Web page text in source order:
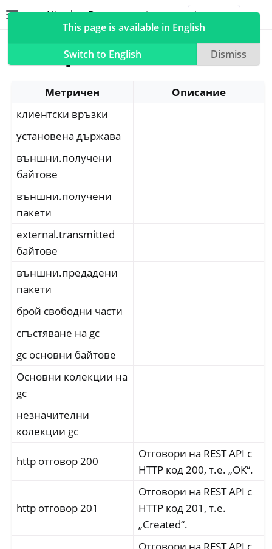
Nitrokey Documentation
navigation of Nitrokeys
navigation of NitroPad, NitroPC
navigation of Често задавани въпроси за NextBox
navigation of NetHSM
navigation of NitroWall NW750
Метрики
Метричен
Описание
клиентски връзки
установена държава
външни.получени
байтове
външни.получени
пакети
external.transmitted
байтове
външни.предадени
пакети
брой свободни части
сгъстяване на gc
gc основни байтове
Основни колекции на
gc
незначителни
колекции gc
http отговор 200
Отговори на REST API с
HTTP код 200, т.е. „OK“.
http отговор 201
Отговори на REST API с
HTTP код 201, т.е.
„Created“.
This page is available in English
Switch to English
Dismiss